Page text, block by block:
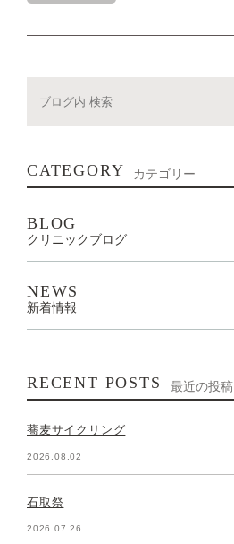
CATEGORY カテゴリー
BLOG
クリニックブログ
NEWS
新着情報
RECENT POSTS 最近の投稿
蕎麦サイクリング
2026.08.02
石取祭
2026.07.26